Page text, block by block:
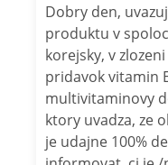
Dobry den,
produktu v
korejsky, v
pridavok vitamin
multivitaminovy
ktory uvadza, ze
je udajne 100%